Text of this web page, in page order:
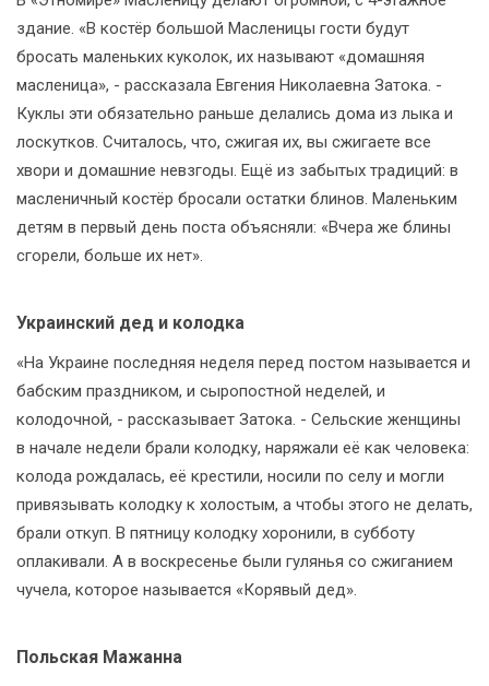
здание. «В костёр большой Масленицы гости будут
бросать маленьких куколок, их называют «домашняя
масленица», - рассказала Евгения Николаевна Затока. -
Куклы эти обязательно раньше делались дома из лыка и
лоскутков. Считалось, что, сжигая их, вы сжигаете все
хвори и домашние невзгоды. Ещё из забытых традиций: в
масленичный костёр бросали остатки блинов. Маленьким
детям в первый день поста объясняли: «Вчера же блины
сгорели, больше их нет».
Украинский дед и колодка
«На Украине последняя неделя перед постом называется и
бабским праздником, и сыропостной неделей, и
колодочной, - рассказывает Затока. - Сельские женщины
в начале недели брали колодку, наряжали её как человека:
колода рождалась, её крестили, носили по селу и могли
привязывать колодку к холостым, а чтобы этого не делать,
брали откуп. В пятницу колодку хоронили, в субботу
оплакивали. А в воскресенье были гулянья со сжиганием
чучела, которое называется «Корявый дед».
Польская Мажанна